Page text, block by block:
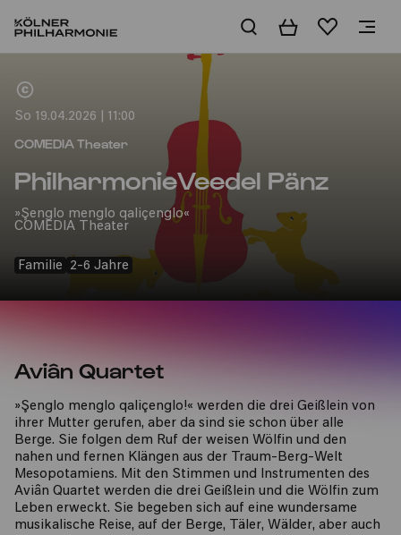
WarenkorbMerkliste
So 19.04.2026 | 11:00
COMEDIA Theater
PhilharmonieVeedel Pänz
»Şenglo menglo qaliçenglo«
COMEDIA Theater
Familie 2-6 Jahre
Aviân Quartet
»Şenglo menglo qaliçenglo!« werden die drei Geißlein von
ihrer Mutter gerufen, aber da sind sie schon über alle
Berge. Sie folgen dem Ruf der weisen Wölfin und den
nahen und fernen Klängen aus der Traum-Berg-Welt
Mesopotamiens. Mit den Stimmen und Instrumenten des
Aviân Quartet werden die drei Geißlein und die Wölfin zum
Leben erweckt. Sie begeben sich auf eine wundersame
musikalische Reise, auf der Berge, Täler, Wälder, aber auch